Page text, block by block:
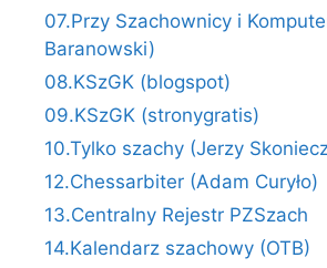
07.Przy Szachownicy i
Baranowski)
08.KSzGK (blogspot)
09.KSzGK (stronygratis)
10.Tylko szachy (Jerzy
12.Chessarbiter (Adam Curyło)
13.Centralny Rejestr PZSzach
14.Kalendarz szachowy (OTB)